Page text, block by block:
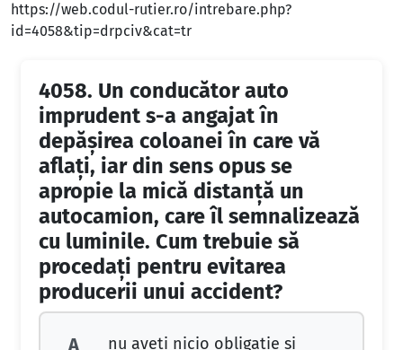
https://web.codul-rutier.ro/intrebare.php?
id=4058&tip=drpciv&cat=tr
4058. Un conducător auto
imprudent s-a angajat în
depășirea coloanei în care vă
aflați, iar din sens opus se
apropie la mică distanță un
autocamion, care îl semnalizează
cu luminile. Cum trebuie să
procedați pentru evitarea
producerii unui accident?
A
nu aveți nicio obligație și